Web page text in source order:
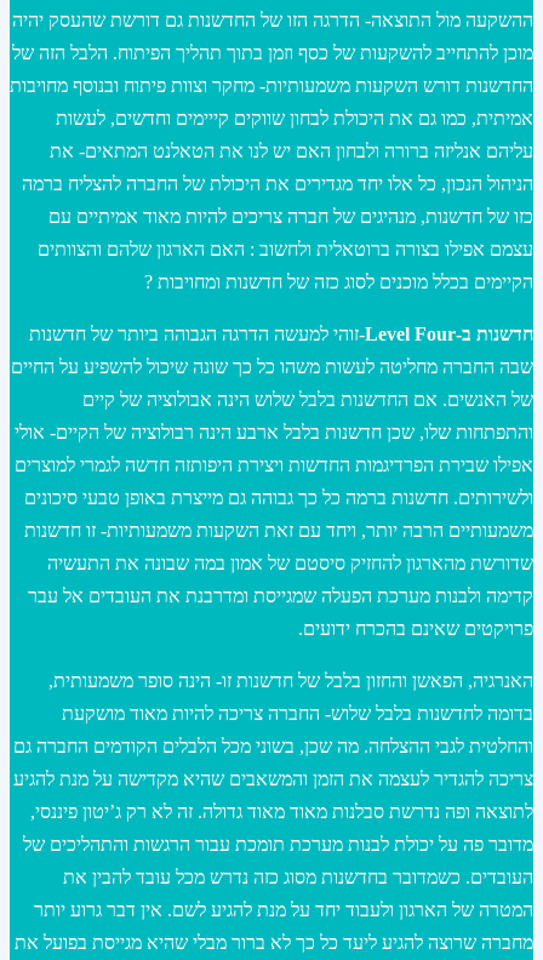
ההשקעה מול התוצאה- הדרגה הזו של החדשנות גם דורשת שהעסק יהיה
מוכן להתחייב להשקעות של כסף וזמן בתוך תהליך הפיתוח. הלבל הזה של
החדשנות דורש השקעות משמעותיות- מחקר וצוות פיתוח ובנוסף מחויבות
אמיתית, כמו גם את היכולת לבחון שווקים קייימים וחדשים, לעשות
עליהם אנליזה ברורה ולבחון האם יש לנו את הטאלנט המתאים- את
הניהול הנכון, כל אלו יחד מגדירים את היכולת של החברה להצליח ברמה
כזו של חדשנות, מנהיגים של חברה צריכים להיות מאוד אמיתיים עם
עצמם אפילו בצורה ברוטאלית ולחשוב : האם הארגון שלהם והצוותים
הקיימים בכלל מוכנים לסוג כזה של חדשנות ומחויבות ?
חדשנות ב-Level Four
-זוהי למעשה הדרגה הגבוהה ביותר של חדשנות
שבה החברה מחליטה לעשות משהו כל כך שונה שיכול להשפיע על החיים
של האנשים. אם החדשנות בלבל שלוש הינה אבולוציה של קיים
והתפתחות שלו, שכן חדשנות בלבל ארבע הינה רבולוציה של הקיים- אולי
אפילו שבירת הפרדיגמות החדשות ויצירת היפותזה חדשה לגמרי למוצרים
ולשירותים. חדשנות ברמה כל כך גבוהה גם מייצרת באופן טבעי סיכונים
משמעותיים הרבה יותר, ויחד עם זאת השקעות משמעותיות- זו חדשנות
שדורשת מהארגון להחזיק סיסטם של אמון במה שבונה את התעשיה
קדימה ולבנות מערכת הפעלה שמגייסת ומדרבנת את העובדים אל עבר
פרויקטים שאינם בהכרח ידועים.
האנרגיה, הפאשן והחזון בלבל של חדשנות זו- הינה סופר משמעותית,
בדומה לחדשנות בלבל שלוש- החברה צריכה להיות מאוד מושקעת
והחלטית לגבי ההצלחה. מה שכן, בשוני מכל הלבלים הקודמים החברה גם
צריכה להגדיר לעצמה את הזמן והמשאבים שהיא מקדישה על מנת להגיע
לתוצאה ופה נדרשת סבלנות מאוד מאוד גדולה. זה לא רק ג’יטון פיננסי,
מדובר פה על יכולת לבנות מערכת תומכת עבור הרגשות והתהליכים של
העובדים. כשמדובר בחדשנות מסוג כזה נדרש מכל עובד להבין את
המטרה של הארגון ולעבוד יחד על מנת להגיע לשם. אין דבר גרוע יותר
מחברה שרוצה להגיע ליעד כל כך לא ברור מבלי שהיא מגייסת בפועל את